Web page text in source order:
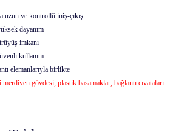
uzun ve kontrollü iniş-çıkış
dayanım
imkanı
kullanım
elemanlarıyla birlikte
gövdesi, plastik basamaklar, bağlantı cıvataları